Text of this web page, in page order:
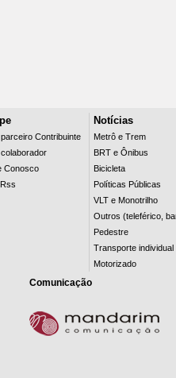
Contribuinte
Conosco
Notícias
Metrô e Trem
BRT e Ônibus
Bicicleta
Políticas Públicas
VLT e Monotrilho
Outros (teleférico,
Pedestre
Transporte individual
Motorizado
Comunicação